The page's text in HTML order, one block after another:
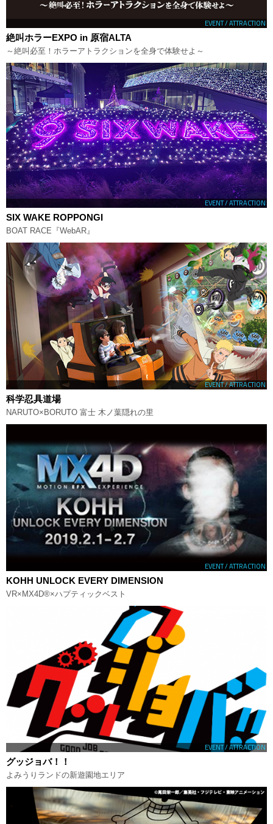
EVENT / ATTRACTION
絶叫ホラーEXPO in 原宿ALTA
～絶叫必至！ホラーアトラクションを全身で体験せよ～
EVENT / ATTRACTION
SIX WAKE ROPPONGI
BOAT RACE『WebAR』
EVENT / ATTRACTION
科学忍具道場
NARUTO×BORUTO 富士 木ノ葉隠れの里
EVENT / ATTRACTION
KOHH UNLOCK EVERY DIMENSION
VR×MX4D®×ハプティックベスト
EVENT / ATTRACTION
グッジョバ！！
よみうりランドの新遊園地エリア